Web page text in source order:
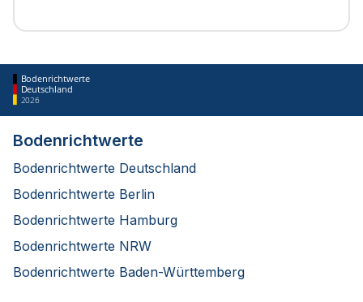
Bodenrichtwerte
Deutschland
2026
Bodenrichtwerte
Bodenrichtwerte Deutschland
Bodenrichtwerte Berlin
Bodenrichtwerte Hamburg
Bodenrichtwerte NRW
Bodenrichtwerte Baden-Württemberg